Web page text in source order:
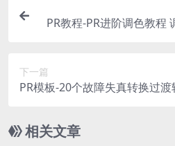
PR教程-PR进阶调色教程
下一篇
PR模板-20个故障失真转换过
相关文章